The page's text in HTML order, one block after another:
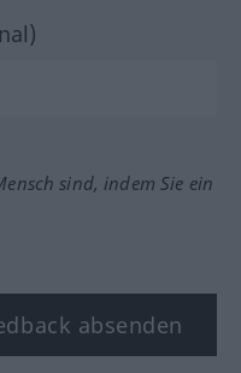
sind, indem Sie ein
absenden